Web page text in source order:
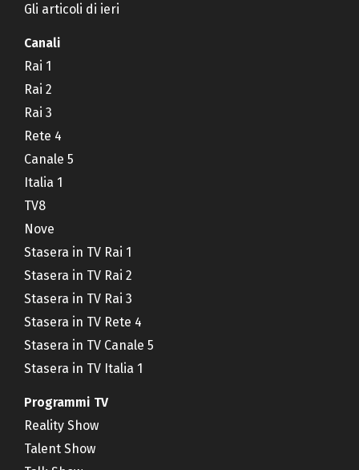
Gli articoli di ieri
Canali
Rai 1
Rai 2
Rai 3
Rete 4
Canale 5
Italia 1
TV8
Nove
Stasera in TV Rai 1
Stasera in TV Rai 2
Stasera in TV Rai 3
Stasera in TV Rete 4
Stasera in TV Canale 5
Stasera in TV Italia 1
Programmi TV
Reality Show
Talent Show